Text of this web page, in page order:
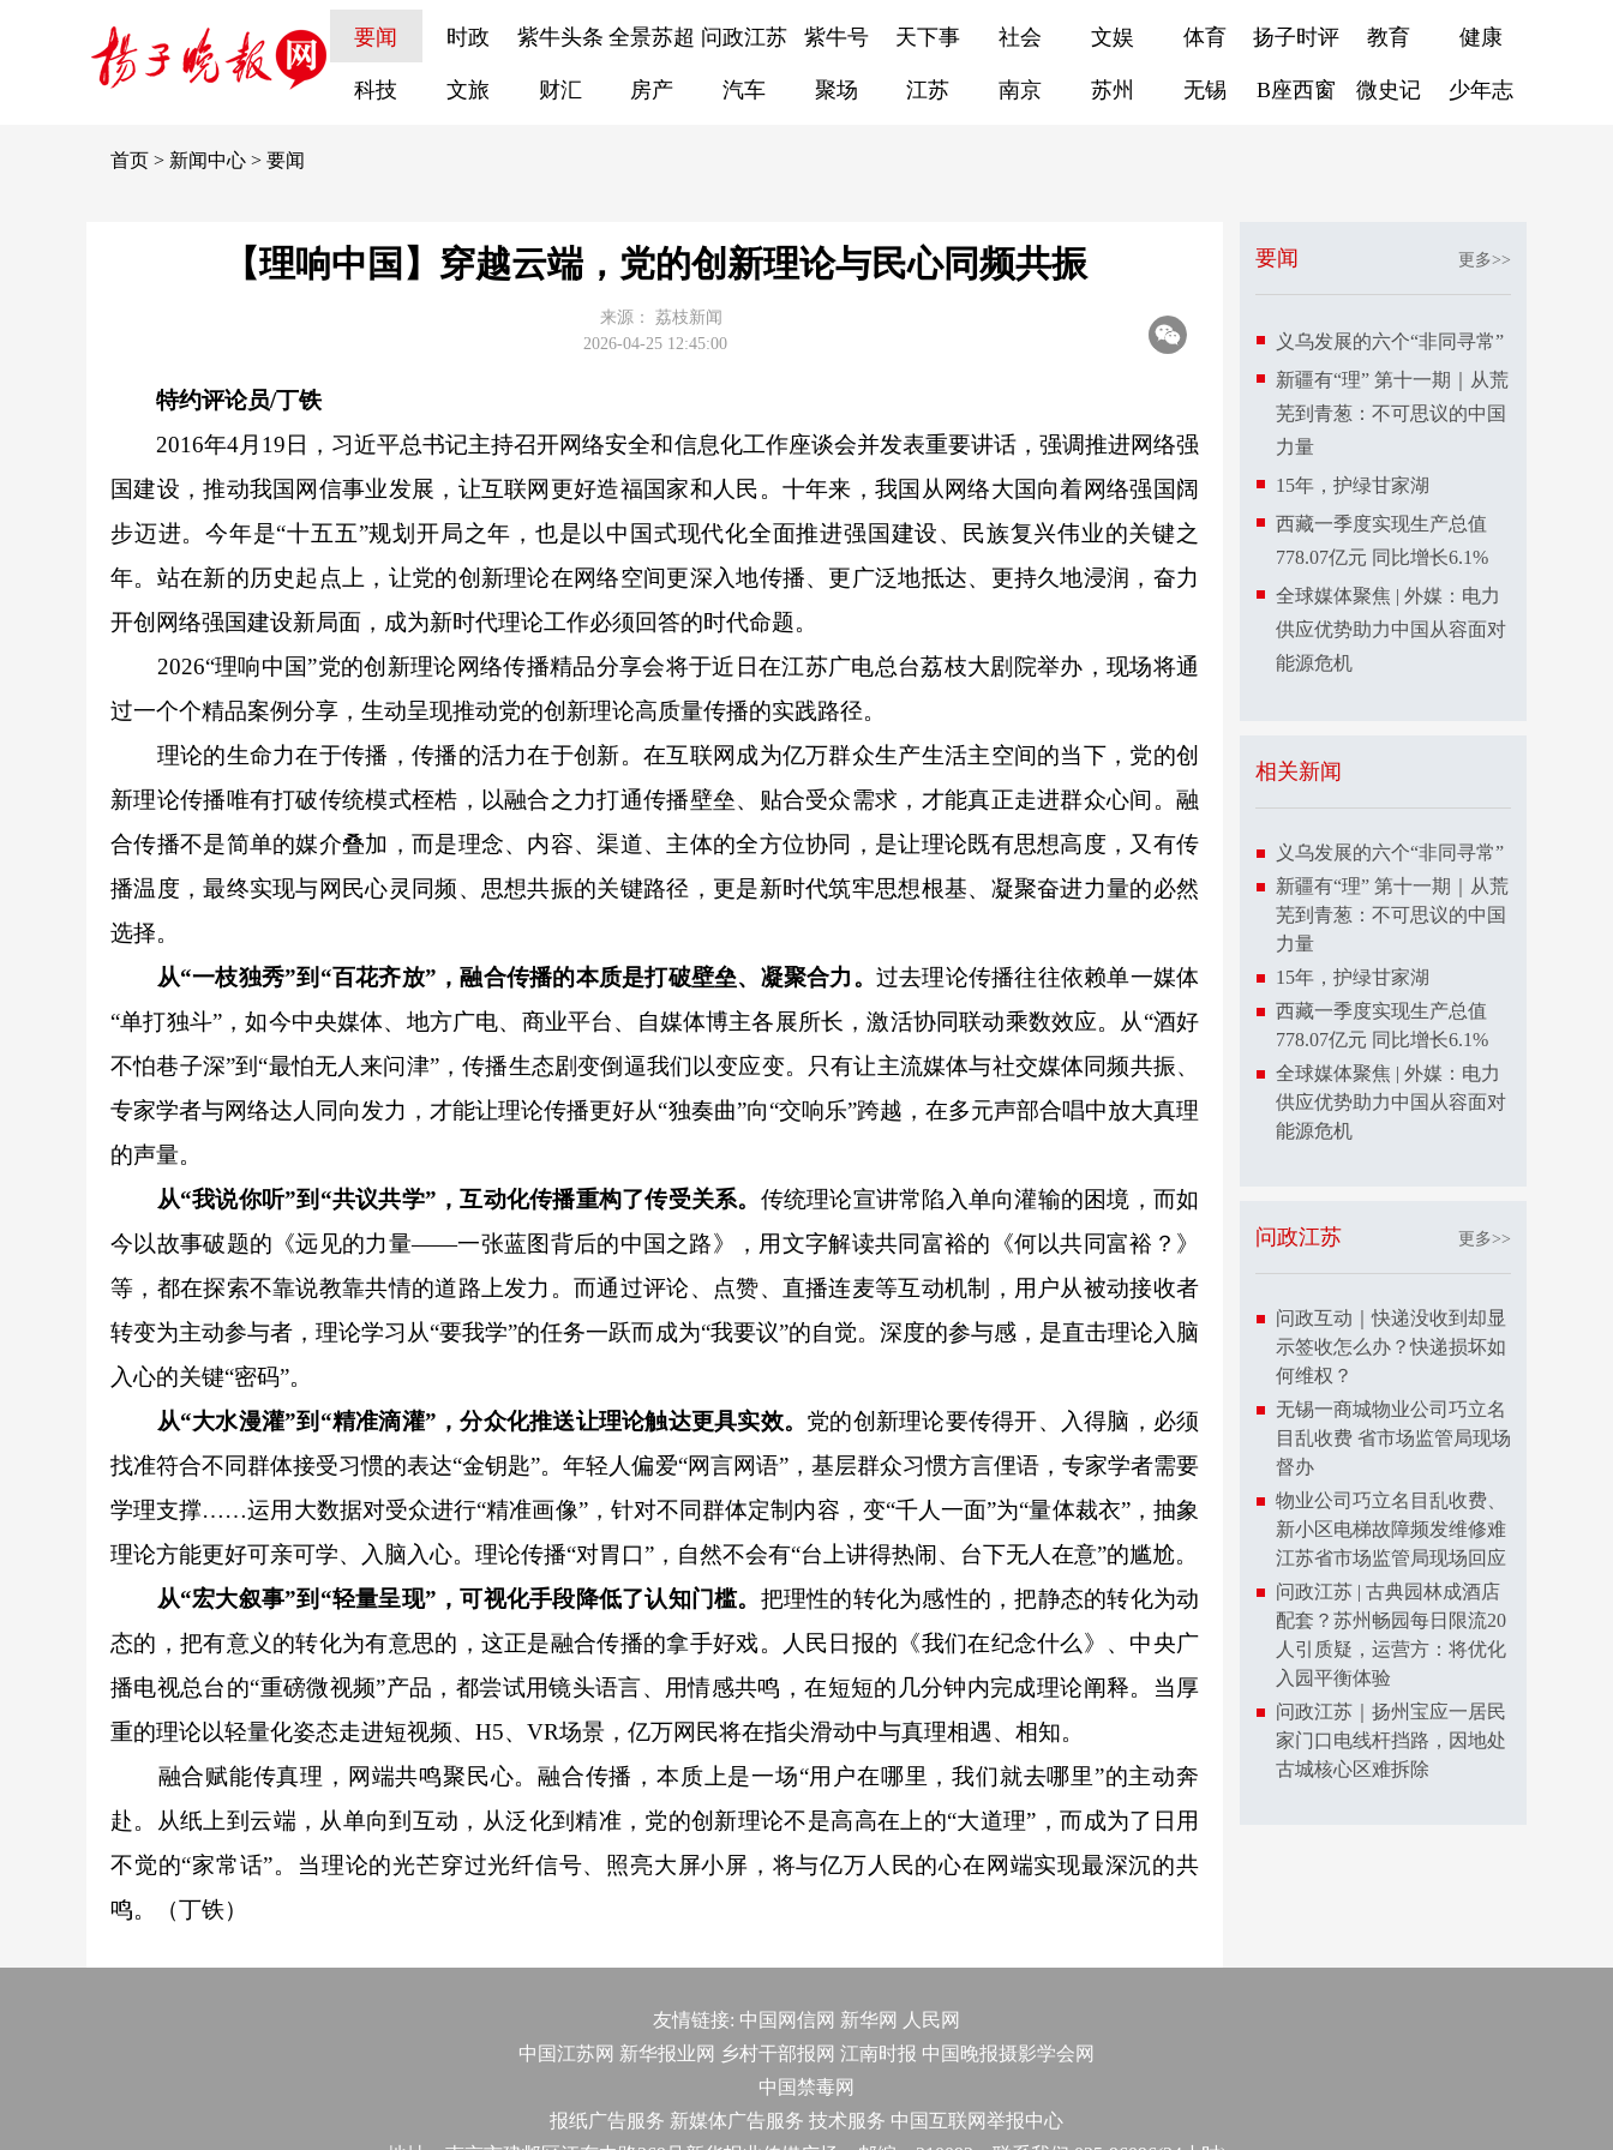
要闻 时政 紫牛头条 全景苏超 问政江苏 紫牛号 天下事 社会 文娱 体育 扬子时评 教育 健康
科技 文旅 财汇 房产 汽车 聚场 江苏 南京 苏州 无锡 B座西窗 微史记 少年志
首页 > 新闻中心 > 要闻
【理响中国】穿越云端，党的创新理论与民心同频共振
来源：
荔枝新闻
2026-04-25 12:45:00
特约评论员/丁铁
2016年4月19日，习近平总书记主持召开网络安全和信息化工作座谈会并发表重要讲话，强调推进网络强
国建设，推动我国网信事业发展，让互联网更好造福国家和人民。十年来，我国从网络大国向着网络强国阔
步迈进。今年是“十五五”规划开局之年，也是以中国式现代化全面推进强国建设、民族复兴伟业的关键之
年。站在新的历史起点上，让党的创新理论在网络空间更深入地传播、更广泛地抵达、更持久地浸润， 奋力
开创网络强国建设新局面， 成为新时代理论工作必须回答的时代命题。
2026“理响中国”党的创新理论网络传播精品分享会将于近日在江苏广电总台荔枝大剧院举办，现场将通
过一个个精品案例分享，生动呈现推动党的创新理论高质量传播的实践路径。
理论的生命力在于传播，传播的活力在于创新。在互联网成为亿万群众生产生活主空间的当下，党的创
新理论传播唯有打破传统模式桎梏，以融合之力打通传播壁垒、贴合受众需求，才能真正走进群众心间。融
合传播不是简单的媒介叠加，而是理念、内容、渠道、主体的全方位协同，是让理论既有思想高度，又有传
播温度，最终实现与网民心灵同频、思想共振的关键路径，更是新时代筑牢思想根基、凝聚奋进力量的必然
选择。
从“一枝独秀”到“百花齐放”，融合传播的本质是打破壁垒、凝聚合力。 过去理论传播往往依赖单一媒体
“单打独斗”，如今中央媒体、地方广电、商业平台、自媒体博主各展所长，激活协同联动乘数效应。从“酒好
不怕巷子深”到“最怕无人来问津”，传播生态剧变倒逼我们以变应变。只有让主流媒体与社交媒体同频共振、
专家学者与网络达人同向发力，才能让理论传播更好从“独奏曲”向“交响乐”跨越，在多元声部合唱中放大真理
的声量。
从“我说你听”到“共议共学”，互动化传播重构了传受关系。 传统理论宣讲常陷入单向灌输的困境，而如
今以故事破题的《远见的力量——一张蓝图背后的中国之路》，用文字解读共同富裕的《何以共同富裕？》
等，都在探索不靠说教靠共情的道路上发力。而通过评论、点赞、直播连麦等互动机制，用户从被动接收者
转变为主动参与者，理论学习从“要我学”的任务一跃而成为“我要议”的自觉。深度的参与感，是直击理论入脑
入心的关键“密码”。
从“大水漫灌”到“精准滴灌”，分众化推送让理论触达更具实效。 党的创新理论要传得开、入得脑，必须
找准符合不同群体接受习惯的表达“金钥匙”。年轻人偏爱“网言网语”，基层群众习惯方言俚语，专家学者需要
学理支撑……运用大数据对受众进行“精准画像”，针对不同群体定制内容，变“千人一面”为“量体裁衣”，抽象
理论方能更好可亲可学、入脑入心。理论传播“对胃口”，自然不会有“台上讲得热闹、台下无人在意”的尴尬。
从“宏大叙事”到“轻量呈现”，可视化手段降低了认知门槛。 把理性的转化为感性的，把静态的转化为动
态的，把有意义的转化为有意思的，这正是融合传播的拿手好戏。人民日报的《我们在纪念什么》、中央广
播电视总台的“重磅微视频”产品，都尝试用镜头语言、 用情感共鸣，在短短的几分钟内完成理论阐释。当厚
重的理论以轻量化姿态走进短视频、H5、VR场景，亿万网民将在指尖滑动中与真理相遇、相知。
融合赋能传真理，网端共鸣聚民心。融合传播，本质上是一场“用户在哪里，我们就去哪里”的主动奔
赴。从纸上到云端，从单向到互动，从泛化到精准，党的创新理论不是高高在上的“大道理”，而成为了日用
不觉的“家常话”。当理论的光芒穿过光纤信号、照亮大屏小屏，将与亿万人民的心在网端实现最深沉的共
鸣。（丁铁）
要闻 更多>>
义乌发展的六个“非同寻常”
新疆有“理” 第十一期｜从荒
芜到青葱：不可思议的中国
力量
15年，护绿甘家湖
西藏一季度实现生产总值
778.07亿元 同比增长6.1%
全球媒体聚焦 | 外媒：电力
供应优势助力中国从容面对
能源危机
相关新闻
义乌发展的六个“非同寻常”
新疆有“理” 第十一期｜从荒
芜到青葱：不可思议的中国
力量
15年，护绿甘家湖
西藏一季度实现生产总值
778.07亿元 同比增长6.1%
全球媒体聚焦 | 外媒：电力
供应优势助力中国从容面对
能源危机
问政江苏 更多>>
问政互动｜快递没收到却显
示签收怎么办？快递损坏如
何维权？
无锡一商城物业公司巧立名
目乱收费 省市场监管局现场
督办
物业公司巧立名目乱收费、
新小区电梯故障频发维修难
江苏省市场监管局现场回应
问政江苏 | 古典园林成酒店
配套？苏州畅园每日限流20
人引质疑，运营方：将优化
入园平衡体验
问政江苏｜扬州宝应一居民
家门口电线杆挡路，因地处
古城核心区难拆除
友情链接: 中国网信网 新华网
人民网
中国江苏网 新华报业网 乡村干部报网 江南时报 中国晚报摄影学会网
中国禁毒网
报纸广告服务 新媒体广告服务 技术服务 中国互联网举报中心